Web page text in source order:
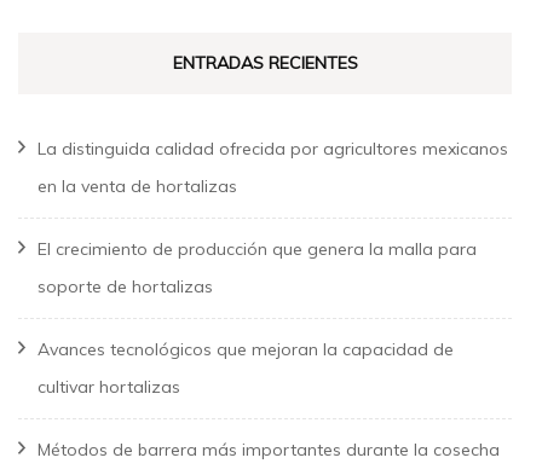
ENTRADAS RECIENTES
La distinguida calidad ofrecida por agricultores mexicanos
en la venta de hortalizas
El crecimiento de producción que genera la malla para
soporte de hortalizas
Avances tecnológicos que mejoran la capacidad de
cultivar hortalizas
Métodos de barrera más importantes durante la cosecha